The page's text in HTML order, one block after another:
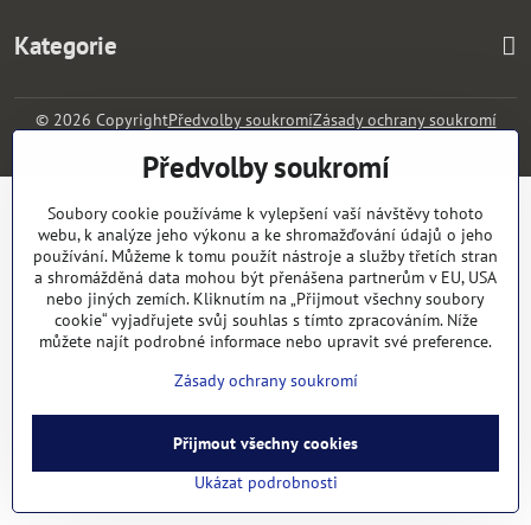
Kategorie
© 2026 CopyrightPředvolby soukromíZásady ochrany soukromí
Předvolby soukromí
Soubory cookie používáme k vylepšení vaší návštěvy tohoto
webu, k analýze jeho výkonu a ke shromažďování údajů o jeho
používání. Můžeme k tomu použít nástroje a služby třetích stran
a shromážděná data mohou být přenášena partnerům v EU, USA
nebo jiných zemích. Kliknutím na „Přijmout všechny soubory
cookie“ vyjadřujete svůj souhlas s tímto zpracováním. Níže
můžete najít podrobné informace nebo upravit své preference.
Zásady ochrany soukromí
Ukázat podrobnosti
Přijmout všechny cookies